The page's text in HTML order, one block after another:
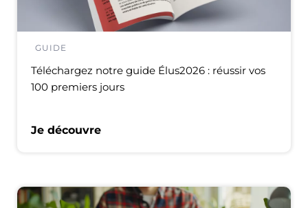
GUIDE
Téléchargez notre guide Élus2026 : réussir vos
100 premiers jours
Je découvre